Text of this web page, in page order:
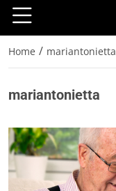
Home / mariantonietta
mariantonietta